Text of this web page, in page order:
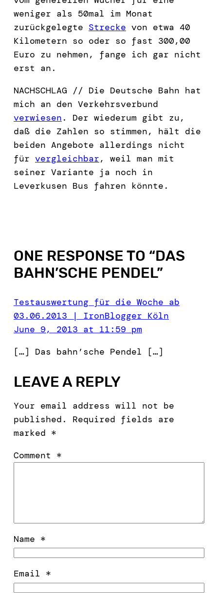
weniger als 50mal im Monat
zurückgelegte Strecke von etwa 40
Kilometern so oder so fast 300,00
Euro zu nehmen, fange ich gar nicht
erst an.
NACHSCHLAG // Die Deutsche Bahn hat
mich an den Verkehrsverbund
verwiesen . Der wiederum gibt zu,
daß die Zahlen so stimmen, hält die
beiden Angebote allerdings nicht
für vergleichbar, weil man mit
seiner Variante ja noch in
Leverkusen Bus fahren könnte.
ONE RESPONSE TO “DAS
BAHN’SCHE PENDEL”
Testauswertung für die Woche ab
03.06.2013 | IronBlogger Köln
June 9, 2013 at 11:59 pm
[…] Das bahn’sche Pendel […]
LEAVE A REPLY
Your email address will not be
published.
Required fields are
marked *
Comment *
Name *
Email *